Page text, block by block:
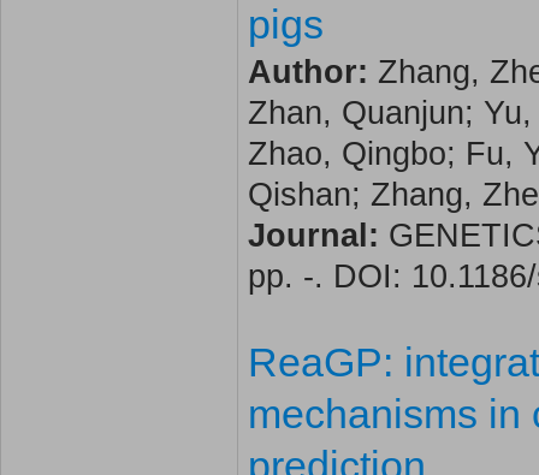
pigs
Author: Zhang,
Zhan, Quanjun;
Zhao, Qingbo; Fu,
Qishan; Zhang, Zhe
Journal:
pp. -. DOI:
ReaGP:
mechanisms in
prediction